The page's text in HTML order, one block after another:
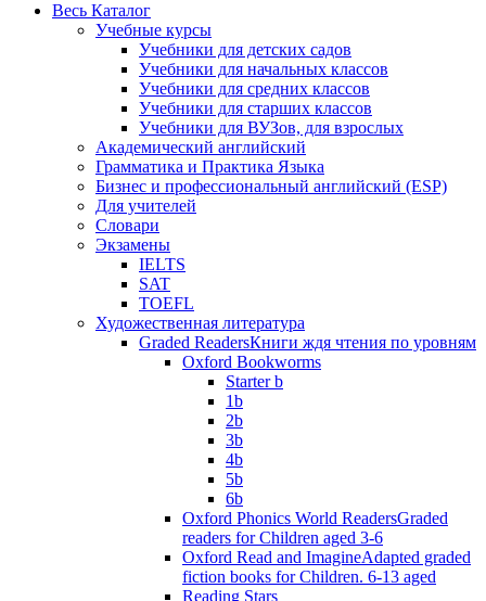
Весь Каталог
Учебные курсы
Учебники для детских садов
Учебники для начальных классов
Учебники для средних классов
Учебники для старших классов
Учебники для ВУЗов, для взрослых
Академический английский
Грамматика и Практика Языка
Бизнес и профессиональный английский (ESP)
Для учителей
Словари
Экзамены
IELTS
SAT
TOEFL
Художественная литература
Graded ReadersКниги ждя чтения по уровням
Oxford Bookworms
Starter b
1b
2b
3b
4b
5b
6b
Oxford Phonics World ReadersGraded
readers for Children aged 3-6
Oxford Read and ImagineAdapted graded
fiction books for Children. 6-13 aged
Reading Stars